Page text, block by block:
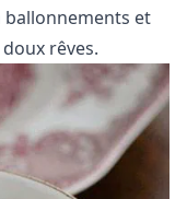
ballonnements et
rêves.